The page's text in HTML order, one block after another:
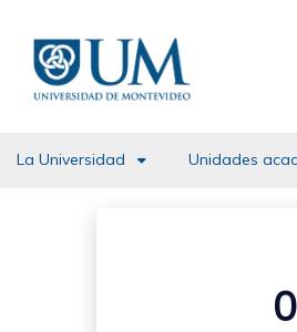
contenido
principal
La Universidad Unidades